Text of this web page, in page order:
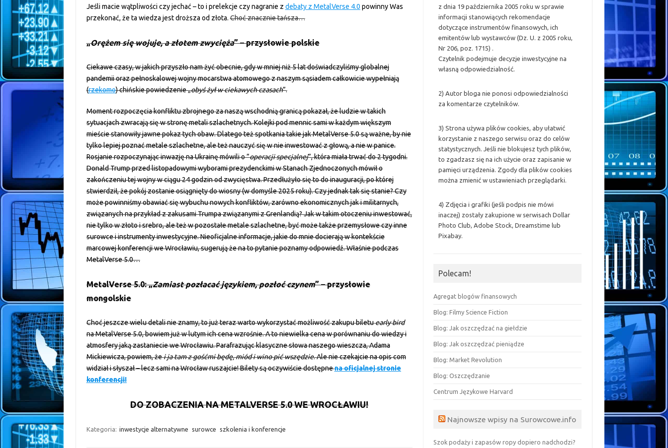
Jeśli macie wątpliwości czy jechać – to i prelekcje czy nagranie z debaty z MetalVerse 4.0 powinny Was
przekonać, że ta wiedza jest droższa od złota.Choć znacznie tańsza…
„Orężem się wojuje, a złotem zwycięża” – przysłowie polskie
Ciekawe czasy, w jakich przyszło nam żyć obecnie, gdy w mniej niż 5 lat doświadczyliśmy globalnej
pandemii oraz pełnoskalowej wojny mocarstwa atomowego z naszym sąsiadem całkowicie wypełniają
(rzekomo) chińskie powiedzenie „obyś żył w ciekawych czasach”.
Moment rozpoczęcia konfliktu zbrojnego za naszą wschodnią granicą pokazał, że ludzie w takich
sytuacjach zwracają się w stronę metali szlachetnych. Kolejki pod mennic sami w każdym większym
mieście stanowiły jawne pokaz tych obaw. Dlatego też spotkania takie jak MetalVerse 5.0 są ważne, by nie
tylko lepiej poznać metale szlachetne, ale też nauczyć się w nie inwestować z głową, a nie w panice.
Rosjanie rozpoczynając inwazję na Ukrainę mówili o ”operacji specjalnej”, która miała trwać do 2 tygodni.
Donald Trump przed listopadowymi wyborami prezydenckimi w Stanach Zjednoczonych mówił o
zakończeniu tej wojny w ciągu 24 godzin od zwycięstwa. Przedłużyło się to do inauguracji, po której
stwierdził, że pokój zostanie osiągnięty do wiosny (w domyśle 2025 roku). Czy jednak tak się stanie? Czy
może powinniśmy obawiać się wybuchu nowych konfliktów, zarówno ekonomicznych jak i militarnych,
związanych na przykład z zakusami Trumpa związanymi z Grenlandią? Jak w takim otoczeniu inwestować,
nie tylko w złoto i srebro, ale też w pozostałe metale szlachetne, być może także przemysłowe czy inne
surowce i instrumenty inwestycyjne. Nieoficjalne informacje, jakie do mnie docierają w kontekście
marcowej konferencji we Wrocławiu, sugerują że na to pytanie poznamy odpowiedź. Właśnie podczas
MetalVerse 5.0…
MetalVerse 5.0: „Zamiast pozłacać językiem, pozłoć czynem” – przysłowie
mongolskie
Choć jeszcze wielu detali nie znamy, to już teraz warto wykorzystać możliwość zakupu biletuearly bird
na MetalVerse 5.0, bowiem już w lutym ich cena wzrośnie. A to niewielka cena w porównaniu do wiedzy i
atmosfery jaką zastaniecie we Wrocławiu. Parafrazując klasyczne słowa naszego wieszcza, Adama
Mickiewicza, powiem, żei ja tam z gośćmi będę, miód i wino pić wszędzie. Ale nie czekajcie na opis com
widział i słyszał – lecz sami na Wrocław ruszajcie! Bilety są oczywiście dostępnena oficjalnej stronie
konferencji!
DO ZOBACZENIA NA METALVERSE 5.0 WE WROCŁAWIU!
Kategoria: inwestycje alternatywne surowce szkolenia i konferencje
z dnia 19 października 2005 roku w sprawie
informacji stanowiących rekomendacje
dotyczące instrumentów finansowych, ich
emitentów lub wystawców (Dz. U. z 2005 roku,
Nr 206, poz. 1715) .
Czytelnik podejmuje decyzje inwestycyjne na
własną odpowiedzialność.
2) Autor bloga nie ponosi odpowiedzialności
za komentarze czytelników.
3) Strona używa plików cookies, aby ułatwić
korzystanie z naszego serwisu oraz do celów
statystycznych. Jeśli nie blokujesz tych plików,
to zgadzasz się na ich użycie oraz zapisanie w
pamięci urządzenia. Zgody dla plików cookies
można zmienić w ustawieniach przeglądarki.
4) Zdjęcia i grafiki (jeśli podpis nie mówi
inaczej) zostały zakupione w serwisach Dollar
Photo Club, Adobe Stock, Dreamstime lub
Pixabay.
Polecam!
Agregat blogów finansowych
Blog: Filmy Science Fiction
Blog: Jak oszczędzać na giełdzie
Blog: Jak oszczędzać pieniądze
Blog: Market Revolution
Blog: Oszczędzanie
Centrum Językowe Harvard
Najnowsze wpisy na Surowcowe.info
Szok podaży i zapasów ropy dopiero nadchodzi?